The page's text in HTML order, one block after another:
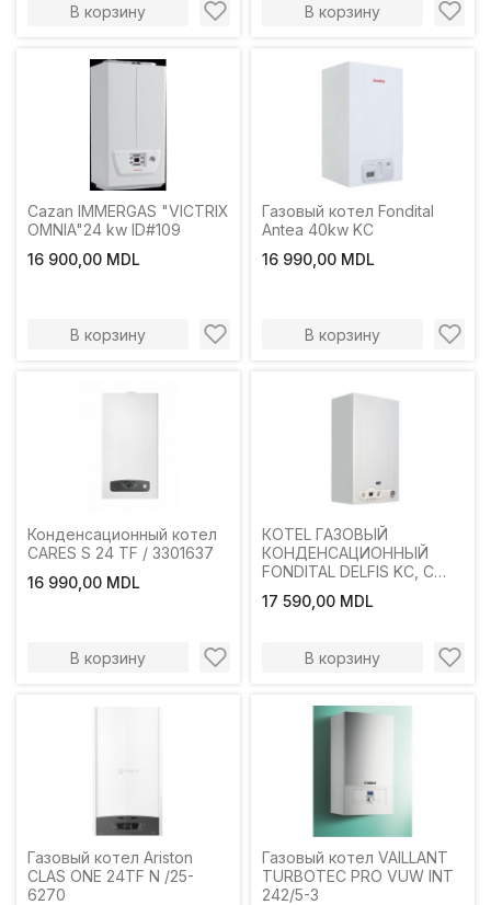
В корзину В корзину
Cazan IMMERGAS "VICTRIX
OMNIA"24 kw ID#109
16 900,00 MDL
В корзину
Газовый котел Fondital
Antea 40kw KC
16 990,00 MDL
В корзину
Конденсационный котел
CARES S 24 TF / 3301637
16 990,00 MDL
В корзину
КОТЕL ГАЗОВЫЙ
КОНДЕНСАЦИОННЫЙ
FONDITAL DELFIS KC, С
17 590,00 MDL
В корзину
Газовый котел Ariston
CLAS ONE 24TF N /25-
6270
Газовый котел VAILLANT
TURBOTEC PRO VUW INT
242/5-3